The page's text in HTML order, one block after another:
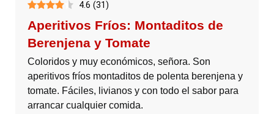
4.6 (31)
Aperitivos Fríos: Montaditos de
Berenjena y Tomate
Coloridos y muy económicos, señora. Son
aperitivos fríos montaditos de polenta berenjena y
tomate. Fáciles, livianos y con todo el sabor para
arrancar cualquier comida.